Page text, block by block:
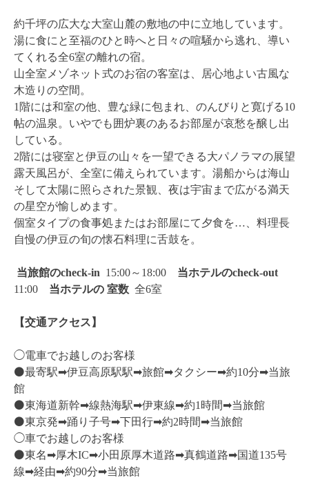
約千坪の広大な大室山麓の敷地の中に立地しています。
湯に食にと至福のひと時へと日々の喧騒から逃れ、導い
てくれる全6室の離れの宿。
山全室メゾネット式のお宿の客室は、居心地よい古風な
木造りの空間。
1階には和室の他、豊な緑に包まれ、のんびりと寛げる10
帖の温泉。いやでも囲炉裏のあるお部屋が哀愁を醸し出
している。
2階には寝室と伊豆の山々を一望できる大パノラマの展望
露天風呂が、全室に備えられています。湯船からは海山
そして太陽に照らされた景観、夜は宇宙まで広がる満天
の星空が愉しめます。
個室タイプの食事処またはお部屋にて夕食を…、料理長
自慢の伊豆の旬の懐石料理に舌鼓を。
当旅館のcheck-in 15:00～18:00 当ホテルのcheck-out
11:00 当ホテルの 室数 全6室
【交通アクセス】
◯電車でお越しのお客様
⚫️最寄駅➡︎伊豆高原駅駅➡︎旅館➡︎タクシー➡︎約10分➡︎当旅
館
⚫️東海道新幹➡︎線熱海駅➡︎伊東線➡︎約1時間➡︎当旅館
⚫️東京発➡︎踊り子号➡︎下田行➡︎約2時間➡︎当旅館
◯車でお越しのお客様
⚫️東名➡︎厚木IC➡︎小田原厚木道路➡︎真鶴道路➡︎国道135号
線➡︎経由➡︎約90分➡︎当旅館